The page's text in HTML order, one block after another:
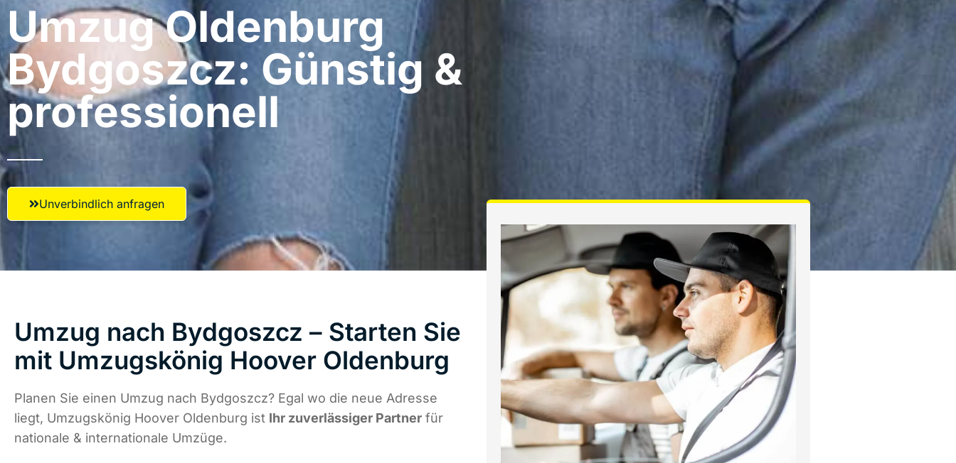
Umzug Oldenburg​
Bydgoszcz: Günstig &
professionell​
Unverbindlich anfragen
Umzug nach Bydgoszcz – Starten Sie
mit Umzugskönig Hoover Oldenburg
Planen Sie einen Umzug nach Bydgoszcz? Egal wo die neue Adresse
liegt, Umzugskönig Hoover Oldenburg ist Ihr zuverlässiger Partner für
nationale & internationale Umzüge.